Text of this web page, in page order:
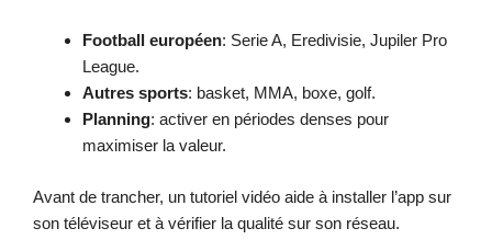
Football européen: Serie A, Eredivisie, Jupiler Pro
League.
Autres sports: basket, MMA, boxe, golf.
Planning: activer en périodes denses pour
maximiser la valeur.
Avant de trancher, un tutoriel vidéo aide à installer l’app sur
son téléviseur et à vérifier la qualité sur son réseau.